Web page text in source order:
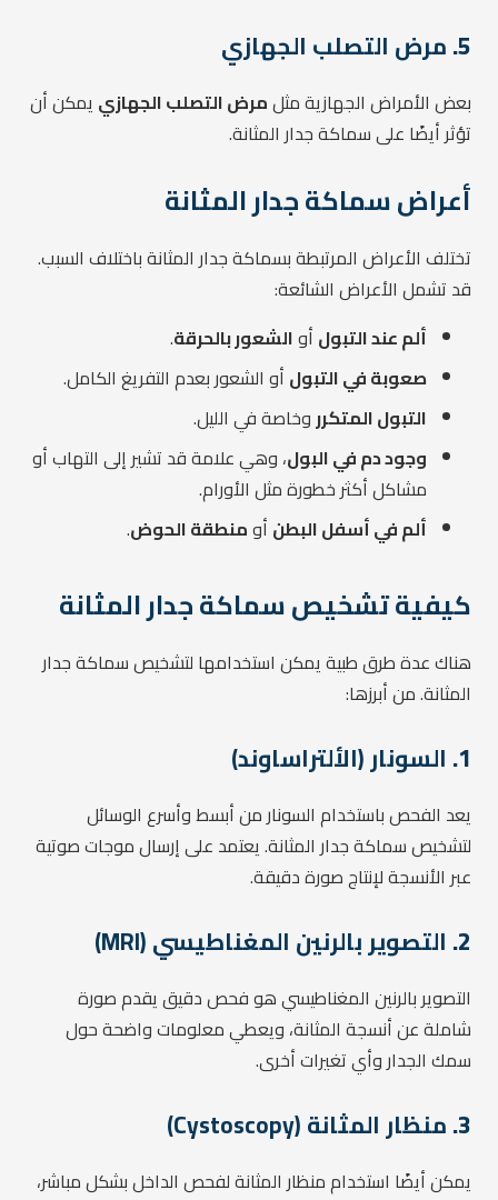
5. مرض التصلب الجهازي
بعض الأمراض الجهازية مثلمرض التصلب الجهازي يمكن أن
تؤثر أيضًا على سماكة جدار المثانة.
أعراض سماكة جدار المثانة
تختلف الأعراض المرتبطة بسماكة جدار المثانة باختلاف السبب.
قد تشمل الأعراض الشائعة:
ألم عند التبول أوالشعور بالحرقة.
صعوبة في التبول أو الشعور بعدم التفريغ الكامل.
التبول المتكرروخاصة في الليل.
وجود دم في البول، وهي علامة قد تشير إلى التهاب أو
مشاكل أكثر خطورة مثل الأورام.
ألم في أسفل البطن أومنطقة الحوض.
كيفية تشخيص سماكة جدار المثانة
هناك عدة طرق طبية يمكن استخدامها لتشخيص سماكة جدار
المثانة. من أبرزها:
1. السونار (الألتراساوند)
يعد الفحص باستخدام السونار من أبسط وأسرع الوسائل
لتشخيص سماكة جدار المثانة. يعتمد على إرسال موجات صوتية
عبر الأنسجة لإنتاج صورة دقيقة.
2. التصوير بالرنين المغناطيسي (MRI)
التصوير بالرنين المغناطيسي هو فحص دقيق يقدم صورة
شاملة عن أنسجة المثانة، ويعطي معلومات واضحة حول
سمك الجدار وأي تغيرات أخرى.
3. منظار المثانة (Cystoscopy)
يمكن أيضًا استخدام منظار المثانة لفحص الداخل بشكل مباشر،